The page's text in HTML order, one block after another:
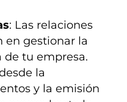
: Las relaciones
en gestionar la
de tu empresa.
la
y la emisión